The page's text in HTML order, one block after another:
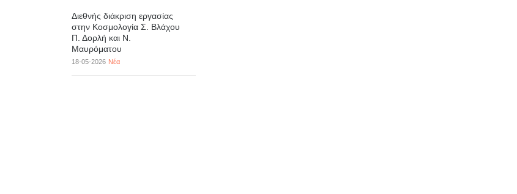
Διεθνής διάκριση εργασίας
στην Κοσμολογία Σ. Βλάχου
Π. Δορλή και Ν.
Μαυρόματου
18-05-2026 Νέα